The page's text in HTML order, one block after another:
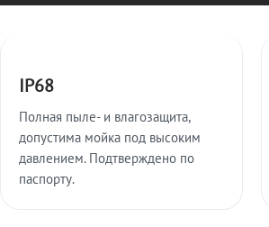
IP68
Полная пыле- и влагозащита,
допустима мойка под высоким
давлением. Подтверждено по
паспорту.